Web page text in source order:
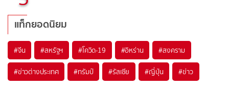
แท็กยอดนิยม
#จีน #สหรัฐฯ #โควิด-19 #อิหร่าน #สงคราม
#ข่าวต่างประเทศ #ทรัมป์ #รัสเซีย #ญี่ปุ่น #ข่าว